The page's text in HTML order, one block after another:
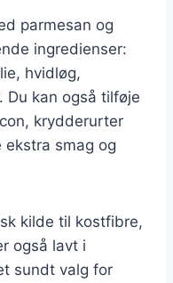
parmesan og
ingredienser:
hvidløg,
Du kan også tilføje
krydderurter
smag og
kilde til kostfibre,
også lavt i
sundt valg for